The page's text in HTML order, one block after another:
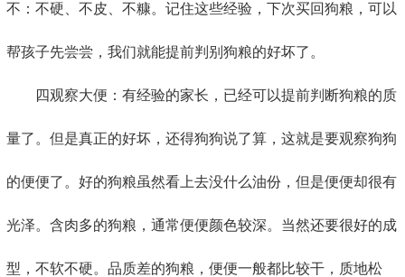
不：不硬、不皮、不糠。记住这些经验，下次买回狗粮，可以
帮孩子先尝尝，我们就能提前判别狗粮的好坏了。
四观察大便：有经验的家长，已经可以提前判断狗粮的质
量了。但是真正的好坏，还得狗狗说了算，这就是要观察狗狗
的便便了。好的狗粮虽然看上去没什么油份，但是便便却很有
光泽。含肉多的狗粮，通常便便颜色较深。当然还要很好的成
型，不软不硬。品质差的狗粮，便便一般都比较干，质地松